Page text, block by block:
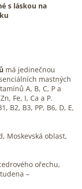
s láskou na
má jedinečnou
mastných
A, B, C, P a
Fe, I, Ca a P.
B2, B3, PP, B6, D, E,
Moskevská oblast,
ořechu,
–